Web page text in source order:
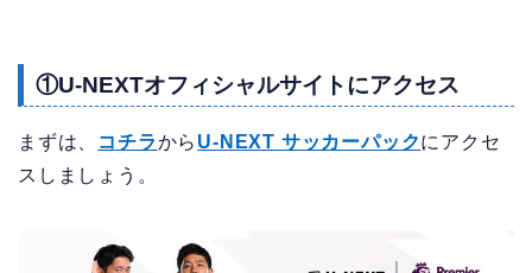
①U-NEXTオフィシャルサイトにアクセス
まずは、 コチラから U-NEXT サッカーパックにアクセ
スしましょう。